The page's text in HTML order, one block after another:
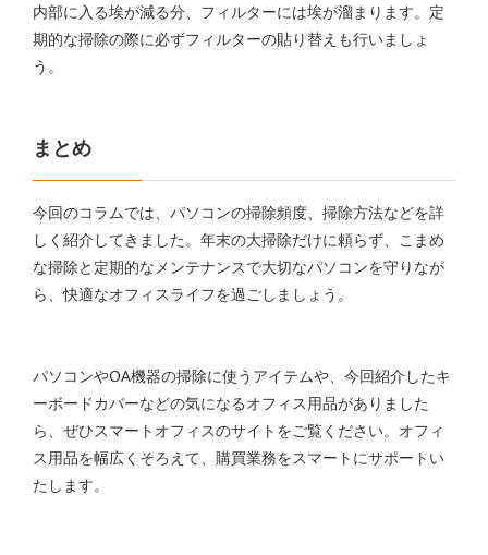
内部に入る埃が減る分、フィルターには埃が溜まります。定
期的な掃除の際に必ずフィルターの貼り替えも行いましょ
う。
まとめ
今回のコラムでは、パソコンの掃除頻度、掃除方法などを詳
しく紹介してきました。年末の大掃除だけに頼らず、こまめ
な掃除と定期的なメンテナンスで大切なパソコンを守りなが
ら、快適なオフィスライフを過ごしましょう。
パソコンやOA機器の掃除に使うアイテムや、今回紹介したキ
ーボードカバーなどの気になるオフィス用品がありました
ら、ぜひスマートオフィスのサイトをご覧ください。オフィ
ス用品を幅広くそろえて、購買業務をスマートにサポートい
たします。